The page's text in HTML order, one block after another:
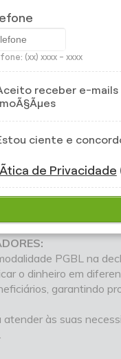
Dessa forma, sua
Empresarial
que apuram
para sua empresa
e simulador de
consultorias e
PGBL na
o dinheiro em
garantindo
às suas
(xx) xxxx - xxxx
receber e-mails
ciente e
de Privacidade